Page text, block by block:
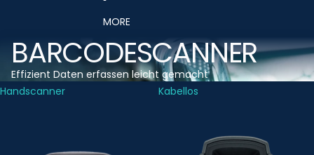
MORE
BARCODESCANNER
Effizient Daten erfassen leicht gemacht
Handscanner
Kabellos